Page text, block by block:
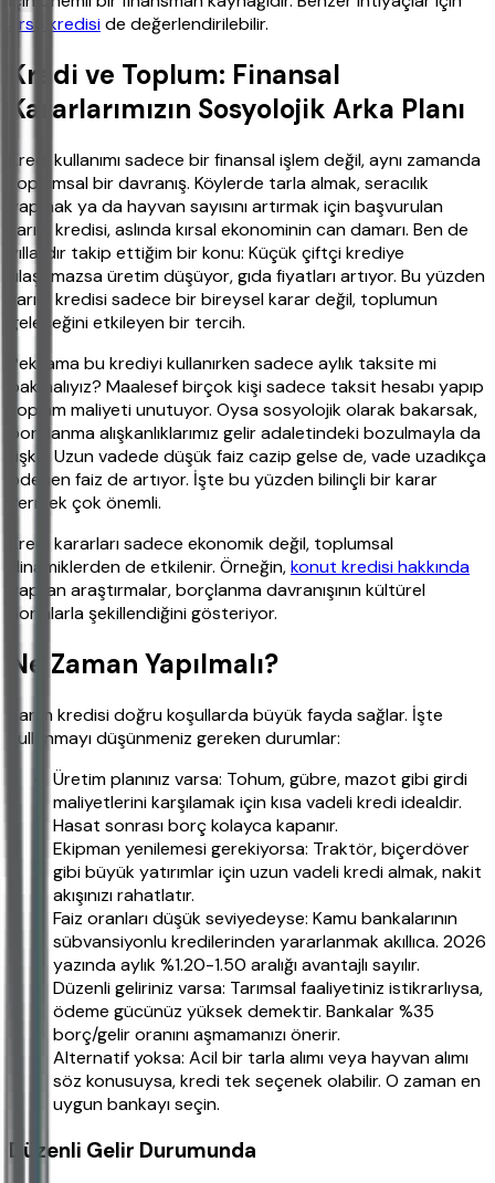
arsa krediside değerlendirilebilir.
Kredi ve Toplum: Finansal
Kararlarımızın Sosyolojik Arka Planı
Kredi kullanımı sadece bir finansal işlem değil, aynı zamanda
toplumsal bir davranış. Köylerde tarla almak, seracılık
yapmak ya da hayvan sayısını artırmak için başvurulan
tarım kredisi, aslında kırsal ekonominin can damarı. Ben de
yıllardır takip ettiğim bir konu: Küçük çiftçi krediye
ulaşamazsa üretim düşüyor, gıda fiyatları artıyor. Bu yüzden
tarım kredisi sadece bir bireysel karar değil, toplumun
geleceğini etkileyen bir tercih.
Peki ama bu krediyi kullanırken sadece aylık taksite mi
bakmalıyız? Maalesef birçok kişi sadece taksit hesabı yapıp
toplam maliyeti unutuyor. Oysa sosyolojik olarak bakarsak,
borçlanma alışkanlıklarımız gelir adaletindeki bozulmayla da
ilişkili. Uzun vadede düşük faiz cazip gelse de, vade uzadıkça
ödenen faiz de artıyor. İşte bu yüzden bilinçli bir karar
vermek çok önemli.
Kredi kararları sadece ekonomik değil, toplumsal
dinamiklerden de etkilenir. Örneğin,konut kredisi hakkında
yapılan araştırmalar, borçlanma davranışının kültürel
normlarla şekillendiğini gösteriyor.
Ne Zaman Yapılmalı?
Tarım kredisi doğru koşullarda büyük fayda sağlar. İşte
kullanmayı düşünmeniz gereken durumlar:
Üretim planınız varsa: Tohum, gübre, mazot gibi girdi
maliyetlerini karşılamak için kısa vadeli kredi idealdir.
Hasat sonrası borç kolayca kapanır.
Ekipman yenilemesi gerekiyorsa: Traktör, biçerdöver
gibi büyük yatırımlar için uzun vadeli kredi almak, nakit
akışınızı rahatlatır.
Faiz oranları düşük seviyedeyse: Kamu bankalarının
sübvansiyonlu kredilerinden yararlanmak akıllıca. 2026
yazında aylık %1.20-1.50 aralığı avantajlı sayılır.
Düzenli geliriniz varsa: Tarımsal faaliyetiniz istikrarlıysa,
ödeme gücünüz yüksek demektir. Bankalar %35
borç/gelir oranını aşmamanızı önerir.
Alternatif yoksa: Acil bir tarla alımı veya hayvan alımı
söz konusuysa, kredi tek seçenek olabilir. O zaman en
uygun bankayı seçin.
Düzenli Gelir Durumunda